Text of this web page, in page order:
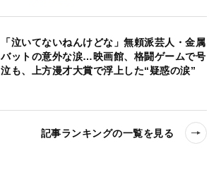
「泣いてないねんけどな」無頼派芸人・金属
バットの意外な涙…映画館、格闘ゲームで号
泣も、上方漫才大賞で浮上した“疑惑の涙”
記事ランキングの一覧を見る